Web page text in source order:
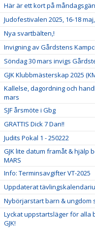
Här är ett kort på
Judofestivalen 2025, 16-18
Nya svartbälten,!
Invigning av Gårdstens
Söndag 30 mars invigs
GJK Klubbmästerskap 2025
Kallelse, dagordning och
mars
SJF årsmöte i Gbg
GRATTIS Dick 7 Dan!!
Judits Pokal 1 - 250222
GJK lite datum framåt & hjälp
MARS
Info: Terminsavgifter VT-2025
Uppdaterat
Nybörjarstart barn & ungdom
Lyckat uppstartsläger för alla
GJK!